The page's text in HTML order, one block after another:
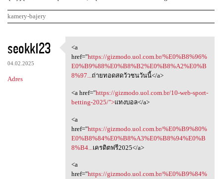
kamery-bajery
K
o
m
e
seokk123
04.02.2025
Adres
<a href="https://gizmodo.uol
<a
href="https://gizmodo.uol.com.br/%E0%B8%96%
E0%B9%88%E0%B8%B2%E0%B8%A2%E0%B
8%97...ถ่ายทอดสดวัวชนวันนี้</a>
<a href="https://gizmodo.uol.com.br/10-web-sport-
betting-2025/">แทงบอล</a>
<a
href="https://gizmodo.uol.com.br/%E0%B9%80%
E0%B8%84%E0%B8%A3%E0%B8%94%E0%B
8%B4... เครดิตฟรี2025</a>
<a
href="https://gizmodo.uol.com.br/%E0%B9%84%